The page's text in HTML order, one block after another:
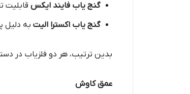
گنج یاب فایند ایکس قابلیت
گنج یاب اکسترا الیت به دلیل
بدین ترتیب، هر دو فلزیاب در
عمق کاوش